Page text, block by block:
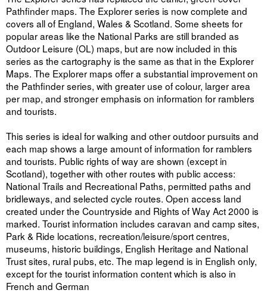
Pathfinder maps. The Explorer series is now complete and
covers all of England, Wales & Scotland. Some sheets for
popular areas like the National Parks are still branded as
Outdoor Leisure (OL) maps, but are now included in this
series as the cartography is the same as that in the Explorer
Maps. The Explorer maps offer a substantial improvement on
the Pathfinder series, with greater use of colour, larger area
per map, and stronger emphasis on information for ramblers
and tourists.
This series is ideal for walking and other outdoor pursuits and
each map shows a large amount of information for ramblers
and tourists. Public rights of way are shown (except in
Scotland), together with other routes with public access:
National Trails and Recreational Paths, permitted paths and
bridleways, and selected cycle routes. Open access land
created under the Countryside and Rights of Way Act 2000 is
marked. Tourist information includes caravan and camp sites,
Park & Ride locations, recreation/leisure/sport centres,
museums, historic buildings, English Heritage and National
Trust sites, rural pubs, etc. The map legend is in English only,
except for the tourist information content which is also in
French and German